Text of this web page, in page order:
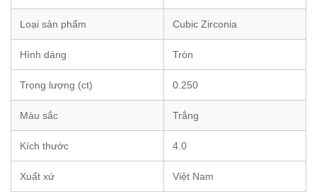
Loại sản phẩm Cubic Zirconia
Hình dáng Tròn
Trọng lượng (ct) 0.250
Màu sắc Trắng
Kích thước 4.0
Xuất xứ Việt Nam